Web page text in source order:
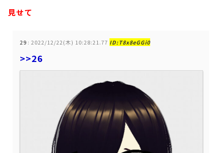
見せて
29 : 2022/12/22(木) 10:28:21.77 ID:T8x8eGGi0
>>26